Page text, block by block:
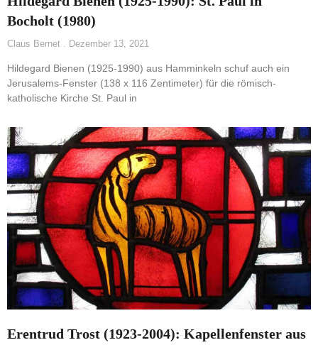
Bocholt (1980)
Claus Bernet Dezember 13, 2021
Hildegard Bienen (1925-1990) aus Hamminkeln schuf auch ein
Jerusalems-Fenster (138 x 116 Zentimeter) für die römisch-
katholische Kirche St. Paul in
Erentrud Trost (1923-2004): Kapellenfenster aus